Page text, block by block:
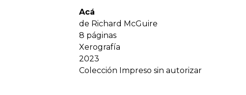
Acá
de Richard McGuire
8 páginas
Xerografía
2023
Colección Impreso sin autorizar